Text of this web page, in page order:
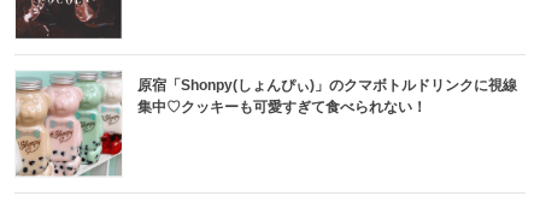
原宿「Shonpy(しょんぴぃ)」のクマボトルドリンクに視線
集中♡クッキーも可愛すぎて食べられない！